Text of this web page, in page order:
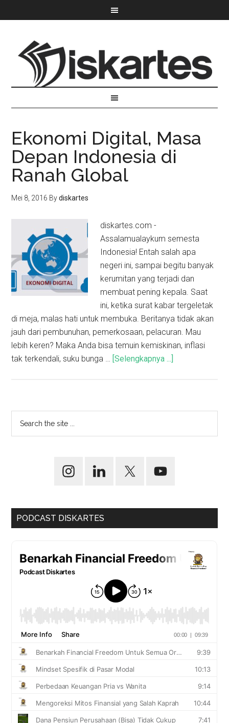
Ekonomi Digital, Masa
Depan Indonesia di
Ranah Global
Mei 8, 2016 Bydiskartes
diskartes.com -
Assalamualaykum semesta
Indonesia! Entah salah apa
negeri ini, sampai begitu banyak
kerumitan yang terjadi dan
membuat pening kepala. Saat
ini, ketika surat kabar tergeletak
di meja, malas hati untuk membuka. Beritanya tidak akan
jauh dari pembunuhan, pemerkosaan, pelacuran. Mau
lebih keren? Maka Anda bisa temuin kemiskinan, inflasi
tak terkendali, suku bunga … [Selengkapnya ...]
PODCAST DISKARTES